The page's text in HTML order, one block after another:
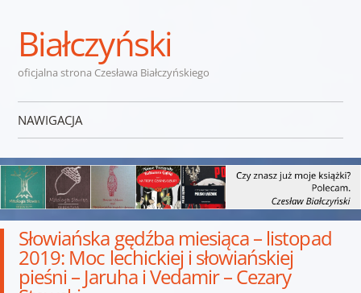
Białczyński
oficjalna strona Czesława Białczyńskiego
NAWIGACJA
Słowiańska gędźba miesiąca – listopad
2019: Moc lechickiej i słowiańskiej
pieśni – Jaruha i Vedamir – Cezary